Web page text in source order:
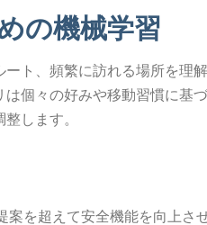
の機械学習
ト、頻繁に訪れる場所を理
個々の好みや移動習慣に基
します。
を超えて安全機能を向上さ